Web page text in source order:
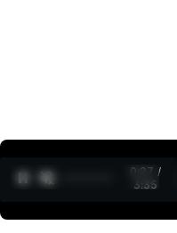
0:27 /
3:35